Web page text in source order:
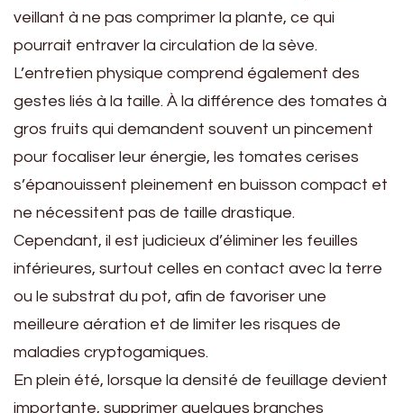
veillant à ne pas comprimer la plante, ce qui
pourrait entraver la circulation de la sève.
L’entretien physique comprend également des
gestes liés à la taille. À la différence des tomates à
gros fruits qui demandent souvent un pincement
pour focaliser leur énergie, les tomates cerises
s’épanouissent pleinement en buisson compact et
ne nécessitent pas de taille drastique.
Cependant, il est judicieux d’éliminer les feuilles
inférieures, surtout celles en contact avec la terre
ou le substrat du pot, afin de favoriser une
meilleure aération et de limiter les risques de
maladies cryptogamiques.
En plein été, lorsque la densité de feuillage devient
importante, supprimer quelques branches